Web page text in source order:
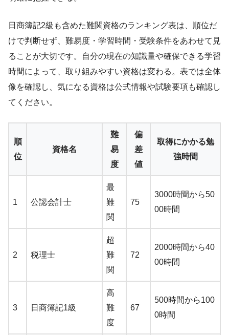
日商簿記2級も含めた難関資格のランキング表は、順位だ
けで判断せず、難易度・学習時間・受験条件をあわせて見
ることが大切です。自分の現在の知識量や確保できる学習
時間によって、取り組みやすい資格は変わる。表では全体
像を確認し、気になる資格は公式情報や試験要項も確認し
てください。
順
位
資格名
難
易
度
偏
差
値
取得にかかる勉
強時間
1 公認会計士
最
難
関
75
3000時間から50
00時間
2 税理士
超
難
関
72
2000時間から40
00時間
3 日商簿記1級
高
難
度
67
500時間から100
0時間